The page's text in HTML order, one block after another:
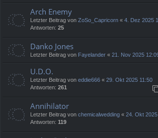
Arch Enemy
Letzter Beitrag von ZoSo_Capricorn « 4. Dez 2025
Antworten: 25
Danko Jones
Letzter Beitrag von Fayelander « 21. Nov 2025
U.D.O.
Letzter Beitrag von eddie666 « 29. Okt 2025 11:50
Antworten: 261
Annihilator
Letzter Beitrag von chemicalwedding « 24. Okt
Antworten: 119